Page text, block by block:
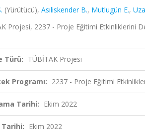
(Yürütücü), Asıliskender B., Mutlugün E.,
Projesi, 2237 - Proje Eğitimi Etkinliklerini
Türü: TÜBİTAK Projesi
Programı: 2237 - Proje Eğitimi
Tarihi: Ekim 2022
Ekim 2022